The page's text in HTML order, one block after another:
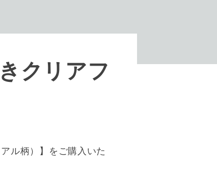
クリアフ
ル柄）】をご購入いた